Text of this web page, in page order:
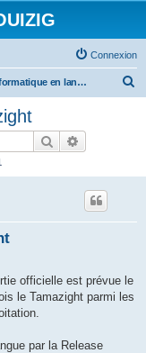
Connexion
L'informatique en langues régionales et minoritaires
Rechercher
officielle est prévue le
le Tamazight parmi les
par la Release